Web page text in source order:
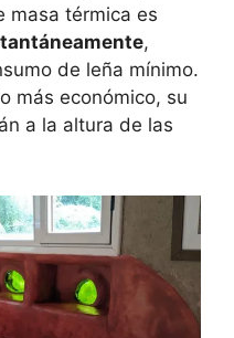
masa térmica es
,
de leña mínimo.
más económico, su
a la altura de las